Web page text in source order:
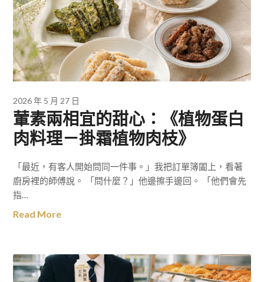
2026 年 5 月 27 日
葷素兩相宜的甜心：《植物蛋白
肉料理－掛霜植物肉枝》
「最近，有客人開始問同一件事。」我把訂單簿闔上，看著
廚房裡的師傅說。 「問什麼？」他邊擦手邊回。 「他們會先
指…
Read More